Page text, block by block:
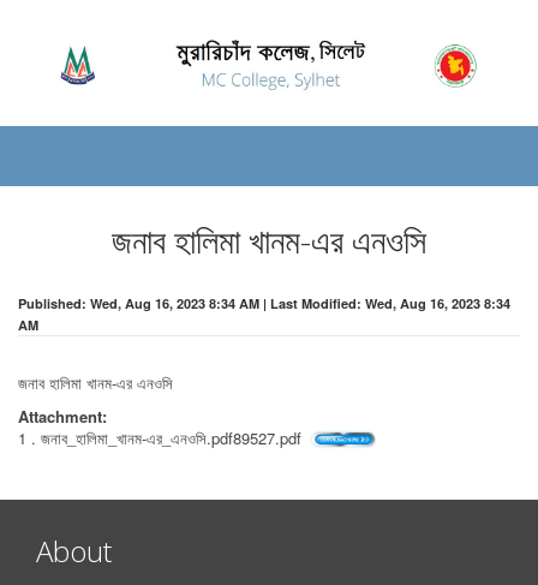
জনাব হালিমা খানম-এর এনওসি
Published: Wed, Aug 16, 2023 8:34 AM | Last Modified: Wed, Aug 16, 2023 8:34
AM
জনাব হালিমা খানম-এর এনওসি
Attachment:
1 . জনাব_হালিমা_খানম-এর_এনওসি.pdf89527.pdf
About